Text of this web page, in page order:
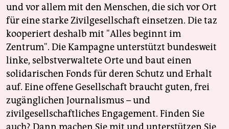
und vor allem mit den Menschen, die sich vor Ort
für eine starke Zivilgesellschaft einsetzen. Die taz
kooperiert deshalb mit "Alles beginnt im
Zentrum". Die Kampagne unterstützt bundesweit
linke, selbstverwaltete Orte und baut einen
solidarischen Fonds für deren Schutz und Erhalt
auf. Eine offene Gesellschaft braucht guten, frei
zugänglichen Journalismus – und
zivilgesellschaftliches Engagement. Finden Sie